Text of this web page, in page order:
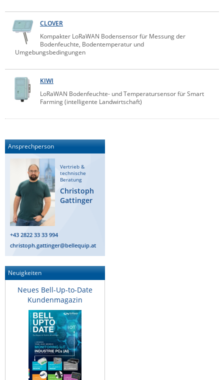
Tactical Software
TEKTELIC
Teltonika
Unwired Networks
WATTECO
Westermo
Yuasa
ZPE Systems
News zu unseren Herstellern
CLOVER
Kompakter LoRaWAN Bodensensor für Messung der
Bodenfeuchte, Bodentemperatur und
Umgebungsbedingungen
KIWI
LoRaWAN Bodenfeuchte- und Temperatursensor für Smart
Farming (intelligente Landwirtschaft)
Ansprechperson
Vertrieb &
technische
Beratung
Christoph
Gattinger
+43 2822 33 33 994
christoph.gattinger@bellequip.at
Neuigkeiten
Neues Bell-Up-to-Date
Kundenmagazin